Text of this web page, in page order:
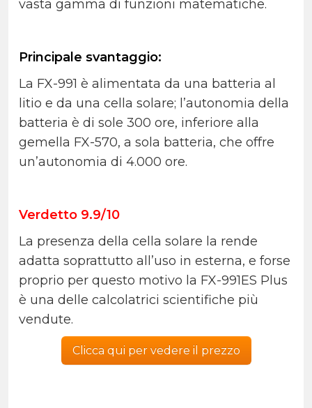
vasta gamma di funzioni matematiche.
Principale svantaggio:
La FX-991 è alimentata da una batteria al
litio e da una cella solare; l’autonomia della
batteria è di sole 300 ore, inferiore alla
gemella FX-570, a sola batteria, che offre
un’autonomia di 4.000 ore.
Verdetto 9.9/10
La presenza della cella solare la rende
adatta soprattutto all’uso in esterna, e forse
proprio per questo motivo la FX-991ES Plus
è una delle calcolatrici scientifiche più
vendute.
Clicca qui per vedere il prezzo